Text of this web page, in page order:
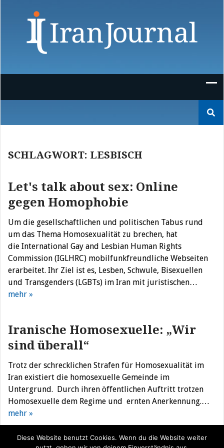
nach:
SCHLAGWORT: LESBISCH
Let's talk about sex: Online
gegen Homophobie
Um die gesellschaftlichen und politischen Tabus rund
um das Thema Homosexualität zu brechen, hat
die International Gay and Lesbian Human Rights
Commission (IGLHRC) mobilfunkfreundliche Webseiten
erarbeitet. Ihr Ziel ist es, Lesben, Schwule, Bisexuellen
und Transgenders (LGBTs) im Iran mit juristischen…
mehr »
Iranische Homosexuelle: „Wir
sind überall“
Trotz der schrecklichen Strafen für Homosexualität im
Iran existiert die homosexuelle Gemeinde im
Untergrund. Durch ihren öffentlichen Auftritt trotzen
Homosexuelle dem Regime und ernten Anerkennung.…
mehr »
Diese Website benutzt Cookies. Wenn du die Website weiter